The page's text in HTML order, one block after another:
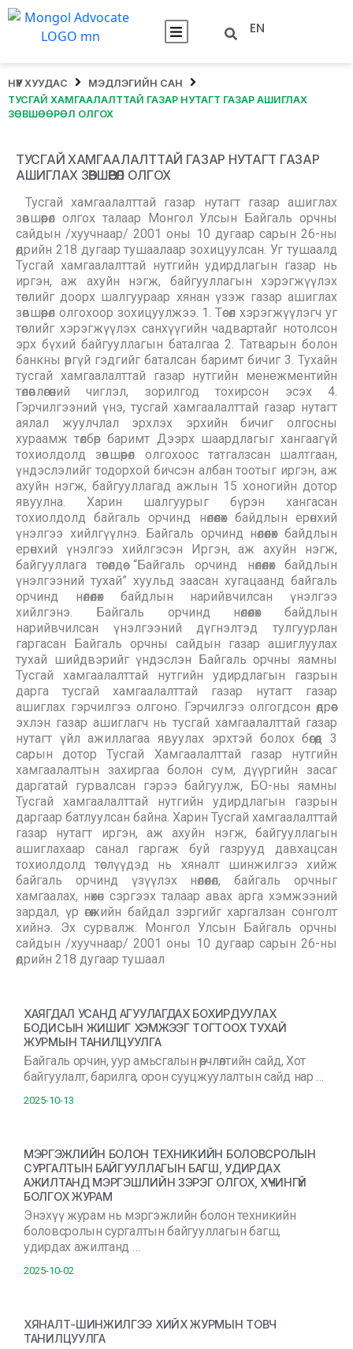
EN
НҮҮР ХУУДАС
МЭДЛЭГИЙН САН
ТУСГАЙ ХАМГААЛАЛТТАЙ ГАЗАР НУТАГТ ГАЗАР АШИГЛАХ
ЗӨВШӨӨРӨЛ ОЛГОХ
ТУСГАЙ ХАМГААЛАЛТТАЙ ГАЗАР НУТАГТ ГАЗАР
АШИГЛАХ ЗӨВШӨӨРӨЛ ОЛГОХ
Тусгай хамгаалалттай газар нутагт газар ашиглах
зөвшөөрөл олгох талаар Монгол Улсын Байгаль орчны
сайдын /хуучнаар/ 2001 оны 10 дугаар сарын 26-ны
өдрийн 218 дугаар тушаалаар зохицуулсан. Уг тушаалд
Тусгай хамгаалалттай нутгийн удирдлагын газар нь
иргэн, аж ахуйн нэгж, байгууллагын хэрэгжүүлэх
төслийг доорх шалгуураар хянан үзэж газар ашиглах
зөвшөөрөл олгохоор зохицуулжээ. 1. Төсөл хэрэгжүүлэгч уг
төслийг хэрэгжүүлэх санхүүгийн чадвартайг нотолсон
эрх бүхий байгууллагын баталгаа 2. Татварын болон
банкны өргүй гэдгийг баталсан баримт бичиг 3. Тухайн
тусгай хамгаалалттай газар нутгийн менежментийн
төлөвлөгөөний чиглэл, зорилгод тохирсон эсэх 4.
Гэрчилгээний үнэ, тусгай хамгаалалттай газар нутагт
аялал жуулчлал эрхлэх эрхийн бичиг олгосны
хураамж төлбөр баримт Дээрх шаардлагыг хангаагүй
тохиолдолд зөвшөөрөл олгохоос татгалзсан шалтгаан,
үндэслэлийг тодорхой бичсэн албан тоотыг иргэн, аж
ахуйн нэгж, байгууллагад ажлын 15 хоногийн дотор
явуулна. Харин шалгуурыг бүрэн хангасан
тохиолдолд байгаль орчинд нөлөөлөх байдлын ерөнхий
үнэлгээ хийлгүүлнэ. Байгаль орчинд нөлөөлөх байдлын
ерөнхий үнэлгээ хийлгэсэн Иргэн, аж ахуйн нэгж,
байгууллага төсөлдөө “Байгаль орчинд нөлөөлөх байдлын
үнэлгээний тухай” хуульд заасан хугацаанд байгаль
орчинд нөлөөлөх байдлын нарийвчилсан үнэлгээ
хийлгэнэ. Байгаль орчинд нөлөөлөх байдлын
нарийвчилсан үнэлгээний дүгнэлтэд тулгуурлан
гаргасан Байгаль орчны сайдын газар ашиглуулах
тухай шийдвэрийг үндэслэн Байгаль орчны яамны
Тусгай хамгаалалттай нутгийн удирдлагын газрын
дарга тусгай хамгаалалттай газар нутагт газар
ашиглах гэрчилгээ олгоно. Гэрчилгээ олгогдсон өдрөөс
эхлэн газар ашиглагч нь тусгай хамгаалалттай газар
нутагт үйл ажиллагаа явуулах эрхтэй болох бөгөөд 3
сарын дотор Тусгай Хамгаалалттай газар нутгийн
хамгаалалтын захиргаа болон сум, дүүргийн засаг
даргатай гурвалсан гэрээ байгуулж, БО-ны яамны
Тусгай хамгаалалттай нутгийн удирдлагын газрын
даргаар батлуулсан байна. Харин Тусгай хамгаалалттай
газар нутагт иргэн, аж ахуйн нэгж, байгууллагын
ашиглахаар санал гаргаж буй газрууд давхацсан
тохиолдолд төслүүдэд нь хяналт шинжилгээ хийж
байгаль орчинд үзүүлэх нөлөөлөл, байгаль орчныг
хамгаалах, нөхөн сэргээх талаар авах арга хэмжээний
зардал, үр өгөөжийн байдал зэргийг харгалзан сонголт
хийнэ. Эх сурвалж: Монгол Улсын Байгаль орчны
сайдын /хуучнаар/ 2001 оны 10 дугаар сарын 26-ны
өдрийн 218 дугаар тушаал
ХАЯГДАЛ УСАНД АГУУЛАГДАХ БОХИРДУУЛАХ
БОДИСЫН ЖИШИГ ХЭМЖЭЭГ ТОГТООХ ТУХАЙ
ЖУРМЫН ТАНИЛЦУУЛГА
Байгаль орчин, уур амьсгалын өөрчлөлтийн сайд, Хот
байгуулалт, барилга, орон сууцжуулалтын сайд нар …
2025-10-13
МЭРГЭЖЛИЙН БОЛОН ТЕХНИКИЙН БОЛОВСРОЛЫН
СУРГАЛТЫН БАЙГУУЛЛАГЫН БАГШ, УДИРДАХ
АЖИЛТАНД МЭРГЭШЛИЙН ЗЭРЭГ ОЛГОХ, ХҮЧИНГҮЙ
БОЛГОХ ЖУРАМ
Энэхүү журам нь мэргэжлийн болон техникийн
боловсролын сургалтын байгууллагын багш,
удирдах ажилтанд …
2025-10-02
ХЯНАЛТ-ШИНЖИЛГЭЭ ХИЙХ ЖУРМЫН ТОВЧ
ТАНИЛЦУУЛГА